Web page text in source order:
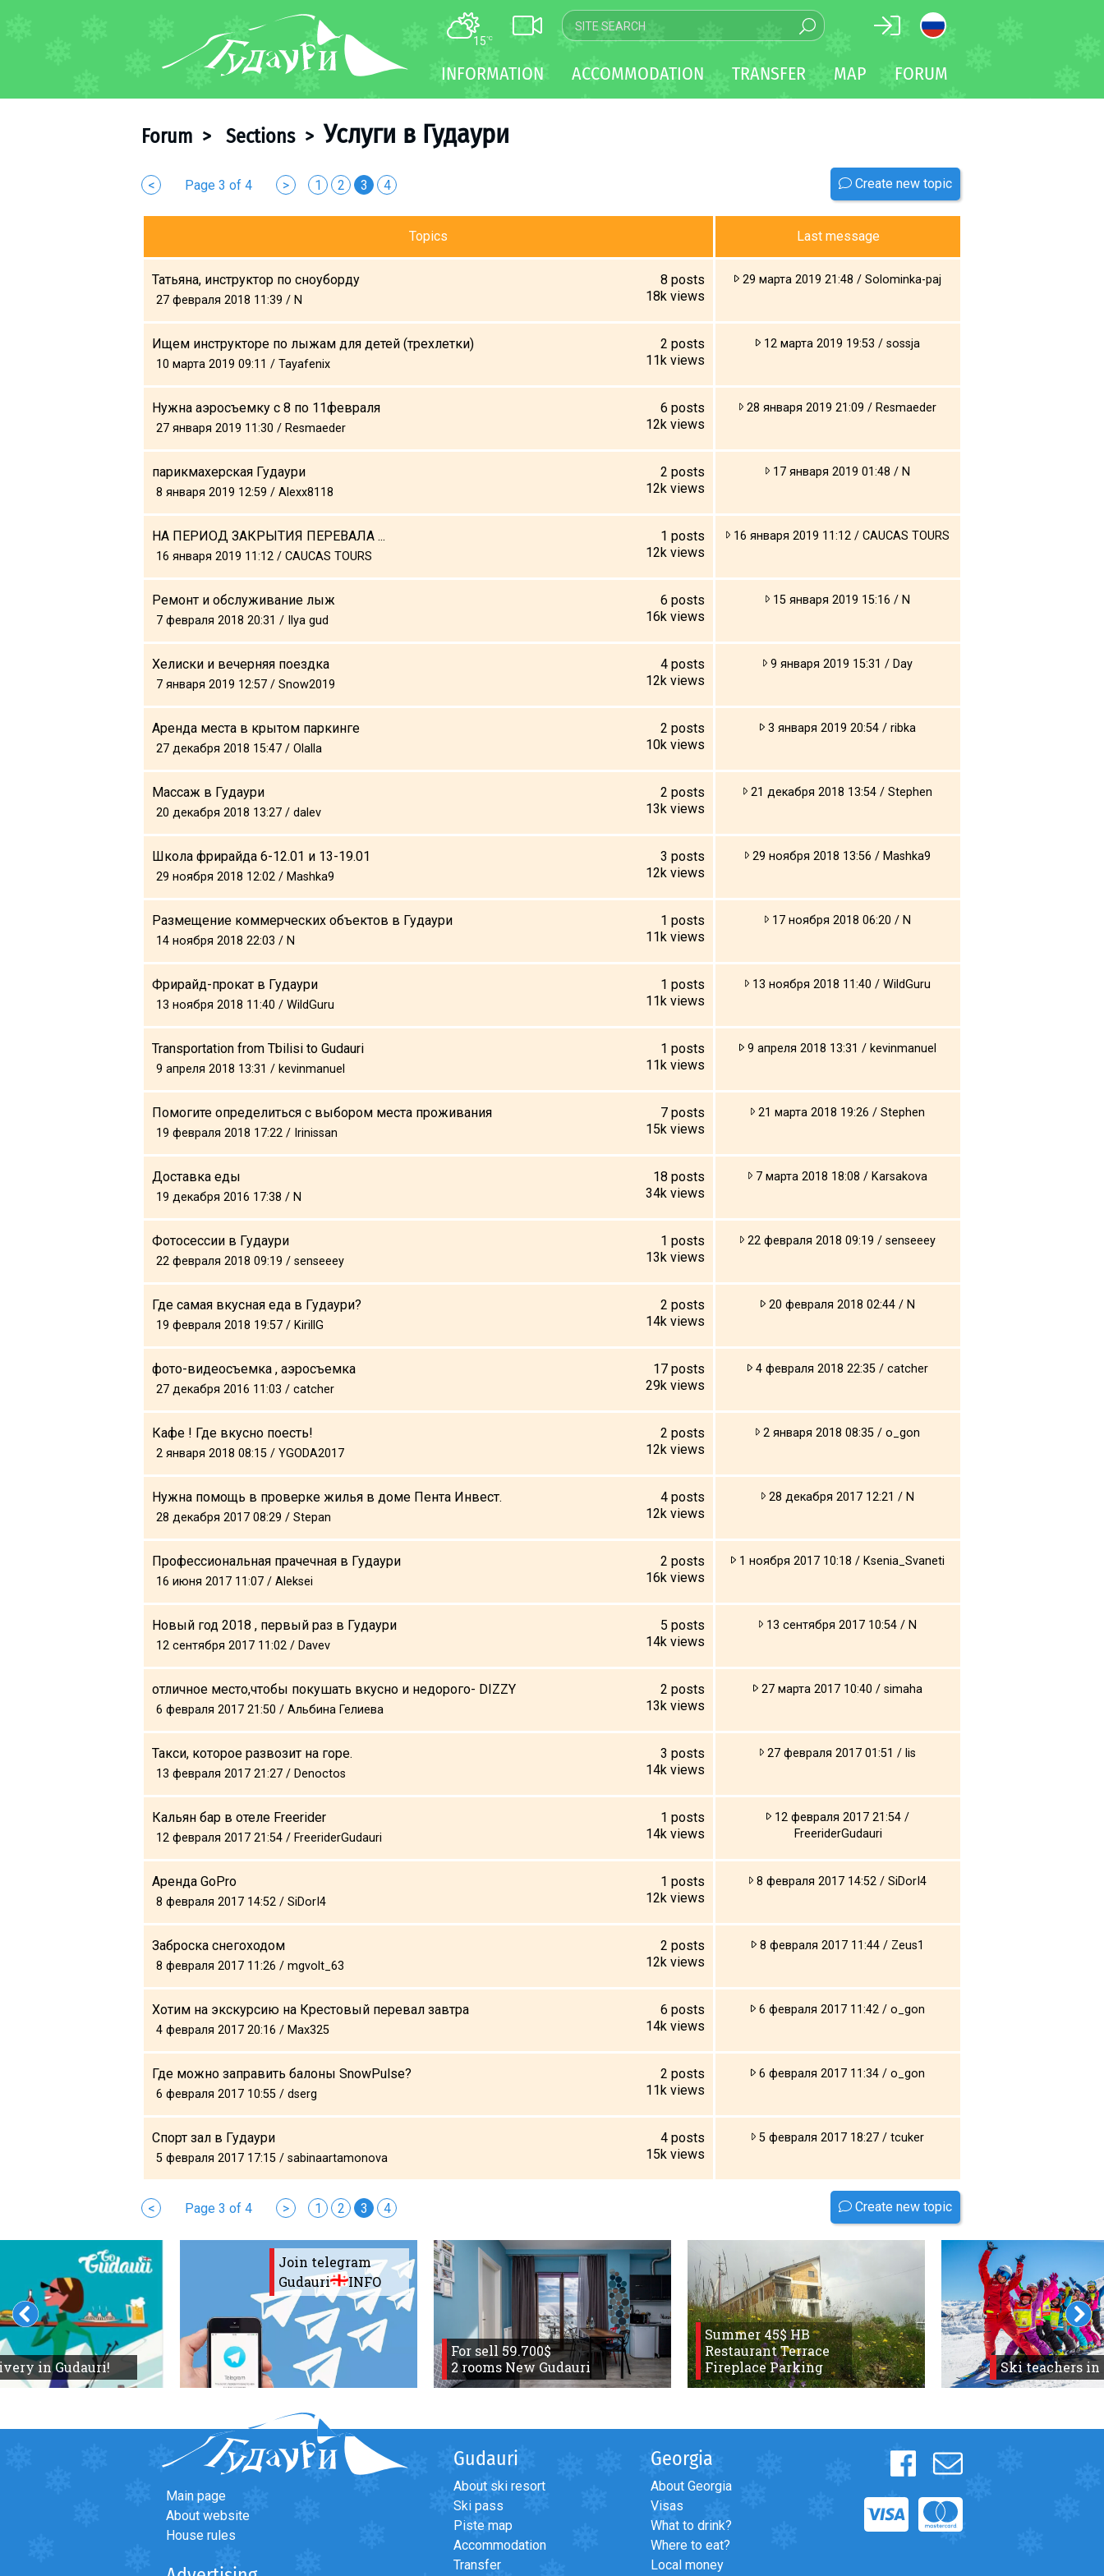
15°C
INFORMATION ACCOMMODATION TRANSFER MAP FORUM
Forum > Sections> Услуги в Гудаури
< Page 3 of 4 > 1 2 3 4 Create new topic
Topics Last message
Татьяна, инструктор по сноуборду
27 февраля 2018 11:39 / N
8 posts
18k views
29 марта 2019 21:48 / Solominka-paj
Ищем инструкторе по лыжам для детей (трехлетки)
10 марта 2019 09:11 / Tayafenix
2 posts
11k views
12 марта 2019 19:53 / sossja
Нужна аэросъемку с 8 по 11февраля
27 января 2019 11:30 / Resmaeder
6 posts
12k views
28 января 2019 21:09 / Resmaeder
парикмахерская Гудаури
8 января 2019 12:59 / Alexx8118
2 posts
12k views
17 января 2019 01:48 / N
НА ПЕРИОД ЗАКРЫТИЯ ПЕРЕВАЛА ...
16 января 2019 11:12 / CAUCAS TOURS
1 posts
12k views
16 января 2019 11:12 / CAUCAS TOURS
Ремонт и обслуживание лыж
7 февраля 2018 20:31 / Ilya gud
6 posts
16k views
15 января 2019 15:16 / N
Хелиски и вечерняя поездка
7 января 2019 12:57 / Snow2019
4 posts
12k views
9 января 2019 15:31 / Day
Аренда места в крытом паркинге
27 декабря 2018 15:47 / Olalla
2 posts
10k views
3 января 2019 20:54 / ribka
Массаж в Гудаури
20 декабря 2018 13:27 / dalev
2 posts
13k views
21 декабря 2018 13:54 / Stephen
Школа фрирайда 6-12.01 и 13-19.01
29 ноября 2018 12:02 / Mashka9
3 posts
12k views
29 ноября 2018 13:56 / Mashka9
Размещение коммерческих объектов в Гудаури
14 ноября 2018 22:03 / N
1 posts
11k views
17 ноября 2018 06:20 / N
Фрирайд-прокат в Гудаури
13 ноября 2018 11:40 / WildGuru
1 posts
11k views
13 ноября 2018 11:40 / WildGuru
Transportation from Tbilisi to Gudauri
9 апреля 2018 13:31 / kevinmanuel
1 posts
11k views
9 апреля 2018 13:31 / kevinmanuel
Помогите определиться с выбором места проживания
19 февраля 2018 17:22 / Irinissan
7 posts
15k views
21 марта 2018 19:26 / Stephen
Доставка еды
19 декабря 2016 17:38 / N
18 posts
34k views
7 марта 2018 18:08 / Karsakova
Фотосессии в Гудаури
22 февраля 2018 09:19 / senseeey
1 posts
13k views
22 февраля 2018 09:19 / senseeey
Где самая вкусная еда в Гудаури?
19 февраля 2018 19:57 / KirillG
2 posts
14k views
20 февраля 2018 02:44 / N
фото-видеосъемка , аэросъемка
27 декабря 2016 11:03 / catcher
17 posts
29k views
4 февраля 2018 22:35 / catcher
Кафе ! Где вкусно поесть!
2 января 2018 08:15 / YGODA2017
2 posts
12k views
2 января 2018 08:35 / o_gon
Нужна помощь в проверке жилья в доме Пента Инвест.
28 декабря 2017 08:29 / Stepan
4 posts
12k views
28 декабря 2017 12:21 / N
Профессиональная прачечная в Гудаури
16 июня 2017 11:07 / Aleksei
2 posts
16k views
1 ноября 2017 10:18 / Ksenia_Svaneti
Новый год 2018 , первый раз в Гудаури
12 сентября 2017 11:02 / Davev
5 posts
14k views
13 сентября 2017 10:54 / N
отличное место,чтобы покушать вкусно и недорого- DIZZY
6 февраля 2017 21:50 / Альбина Гелиева
2 posts
13k views
27 марта 2017 10:40 / simaha
Такси, которое развозит на горе.
13 февраля 2017 21:27 / Denoctos
3 posts
14k views
27 февраля 2017 01:51 / lis
Кальян бар в отеле Freerider
12 февраля 2017 21:54 / FreeriderGudauri
1 posts
14k views
12 февраля 2017 21:54 /
FreeriderGudauri
Аренда GoPro
8 февраля 2017 14:52 / SiDorI4
1 posts
12k views
8 февраля 2017 14:52 / SiDorI4
Заброска снегоходом
8 февраля 2017 11:26 / mgvolt_63
2 posts
12k views
8 февраля 2017 11:44 / Zeus1
Хотим на экскурсию на Крестовый перевал завтра
4 февраля 2017 20:16 / Max325
6 posts
14k views
6 февраля 2017 11:42 / o_gon
Где можно заправить балоны SnowPulse?
6 февраля 2017 10:55 / dserg
2 posts
11k views
6 февраля 2017 11:34 / o_gon
Спорт зал в Гудаури
5 февраля 2017 17:15 / sabinaartamonova
4 posts
15k views
5 февраля 2017 18:27 / tcuker
< Page 3 of 4 > 1 2 3 4 Create new topic
in Gudauri!
Join telegram
Gudauri
INFO
For sell 59.700$
2 rooms New Gudauri
Summer 45$ HB
Restaurant Terrace
Fireplace Parking
Ski teachers in
Main page
About website
House rules
Gudauri
About ski resort
Ski pass
Piste map
Accommodation
Transfer
Georgia
About Georgia
Visas
What to drink?
Where to eat?
Local money
Events schedule
Join telegram
Gudauri
INFO
Long term rent
Mobile phones